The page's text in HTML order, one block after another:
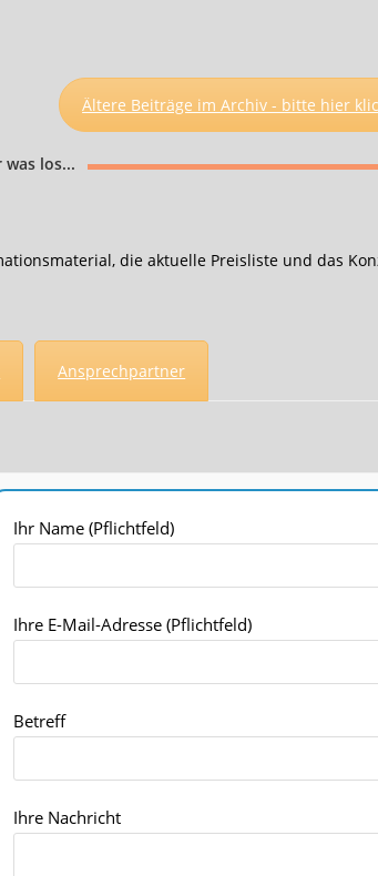
Ältere Beiträge im Archiv - bitte hier
los...
die aktuelle Preisliste und das
Ansprechpartner
Ihr Name (Pflichtfeld)
Ihre E-Mail-Adresse (Pflichtfeld)
Betreff
Ihre Nachricht